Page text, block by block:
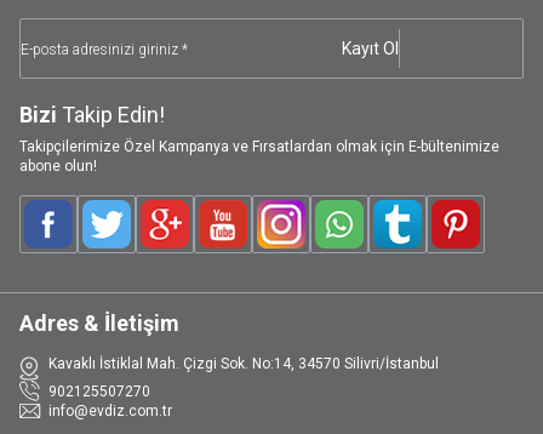
Kayıt Ol
Bizi Takip Edin!
Takipçilerimize Özel Kampanya ve Fırsatlardan olmak için E-bültenimize
abone olun!
FacebookTwitterGoogle-PlusYoutubeInstagramWhatsAppTumblrPinterest
Adres & İletişim
Kavaklı İstiklal Mah. Çizgi Sok. No:14, 34570 Silivri/İstanbul
902125507270
info@evdiz.com.tr